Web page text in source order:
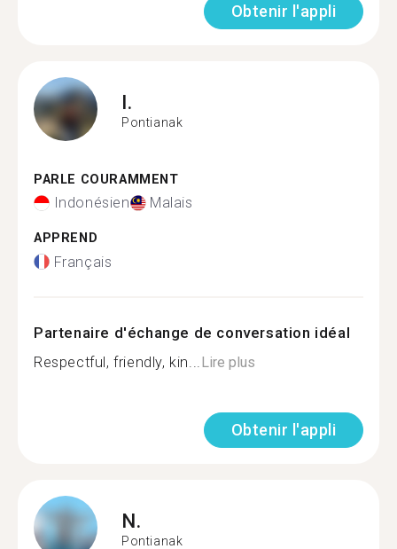
Obtenir l'appli
I.
Pontianak
PARLE COURAMMENT
Indonésien Malais
APPREND
Français
Partenaire d'échange de conversation idéal
Respectful, friendly, kin... Lire plus
Obtenir l'appli
N.
Pontianak